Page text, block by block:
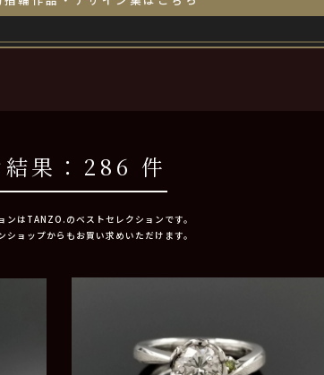
果： 286 件
ンはTANZO.のベストセレクションです。
ショップからもお買い求めいただけます。